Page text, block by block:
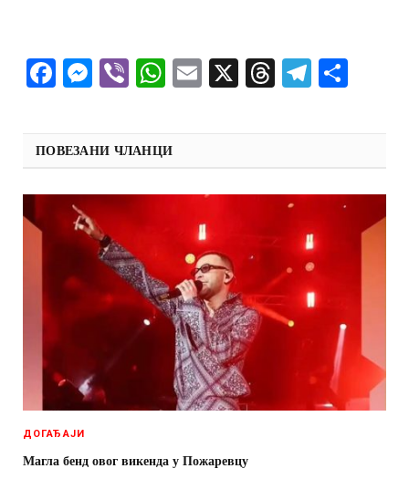
Facebook
Messenger
ViberWhatsApp
Email
X Threads
ПОВЕЗАНИ ЧЛАНЦИ
ДОГАЂАЈИ
Магла бенд овог викенда у Пожаревцу